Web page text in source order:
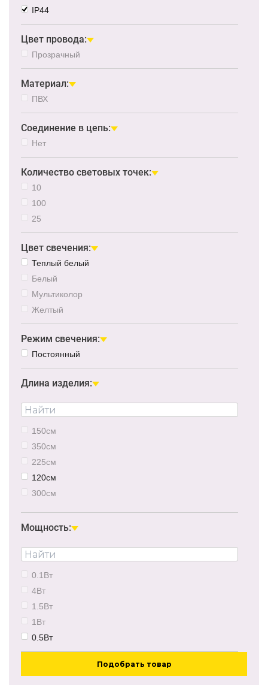
IP44
Цвет провода:
Прозрачный
Материал:
ПВХ
Соединение в цепь:
Нет
Количество световых точек:
10
100
25
Цвет свечения:
Теплый белый
Белый
Мультиколор
Желтый
Режим свечения:
Постоянный
Длина изделия:
150см
350см
225см
120см
300см
Мощность:
0.1Вт
4Вт
1.5Вт
1Вт
0.5Вт
Подобрать товар